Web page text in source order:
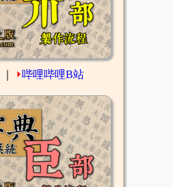
⏵哔哩哔哩B站